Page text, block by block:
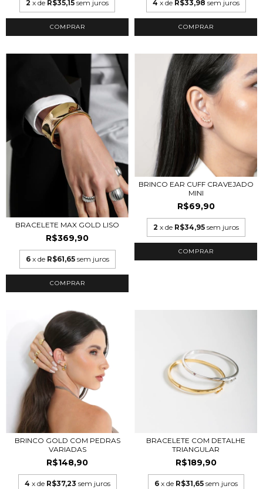
2 x de R$35,15 sem juros
COMPRAR
4 x de R$33,98 sem juros
COMPRAR
BRACELETE MAX GOLD LISO
R$369,90
6 x de R$61,65 sem juros
COMPRAR
BRINCO EAR CUFF CRAVEJADO
MINI
R$69,90
2 x de R$34,95 sem juros
COMPRAR
BRINCO GOLD COM PEDRAS
VARIADAS
R$148,90
4 x de R$37,23 sem juros
BRACELETE COM DETALHE
TRIANGULAR
R$189,90
6 x de R$31,65 sem juros